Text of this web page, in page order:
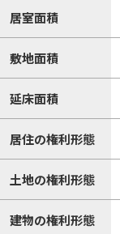
居室面積
敷地面積
延床面積
居住の権利形態
土地の権利形態
建物の権利形態